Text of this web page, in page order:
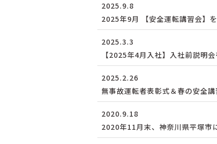
2025.9.8
2025年9月 【安全運転講習会】
2025.3.3
【2025年4月入社】入社前説明
2025.2.26
無事故運転者表彰式＆春の安全
2020.9.18
2020年11月末、神奈川県平塚市